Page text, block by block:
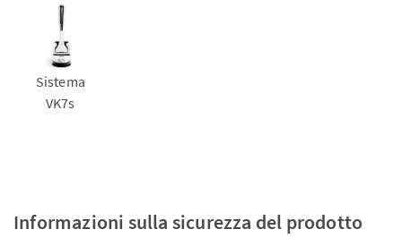
Sistema
VK7s
Informazioni sulla sicurezza del prodotto